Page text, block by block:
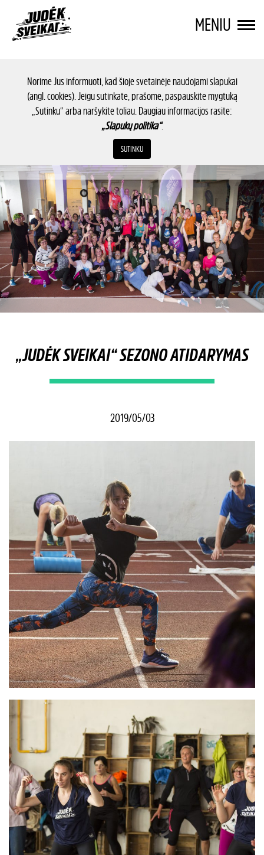
MENIU
Norime Jus informuoti, kad šioje svetainėje naudojami slapukai
(angl. cookies). Jeigu sutinkate, prašome, paspauskite mygtuką
„Sutinku“ arba naršykite toliau. Daugiau informacijos rasite:
„Slapukų politika“.
SUTINKU
„JUDĖK SVEIKAI“ SEZONO ATIDARYMAS
2019/05/03